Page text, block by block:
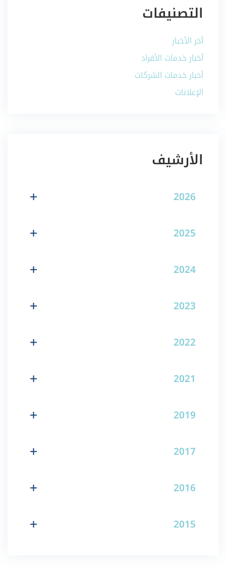
التصنيفات
أخر الأخبار
أخبار خدمات الأفراد
أخبار خدمات الشركات
الإعلانات
الأرشيف
2026
2025
2024
2023
2022
2021
2019
2017
2016
2015